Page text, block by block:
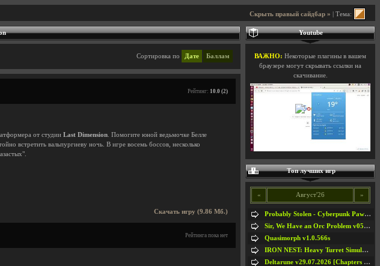
Скрыть правый сайдбар » | Тема:
Сортировка по Дате Баллам
Рейтинг: 10.0 (2)
от студии Last Dimension . Помогите юной ведьмочке Белле
встретить вальпургиеву ночь. В игре восемь боссов, несколько
Скачать игру (9.86 Мб.)
Рейтинга пока нет
Youtube
ВАЖНО: Некоторые плагины в вашем
браузере могут скрывать ссылки на
скачивание.
Топ лучших игр
« Август'26 »
Probably Stolen - Cyberpunk Pawnshop Simulator v048c [Playtest]
Sir, We Have an Orc Problem v05.08.2026
Quasimorph v1.0.566s
IRON NEST: Heavy Turret Simulator v1.0a
Deltarune v29.07.2026 [Chapters 1-5] / + RUS [Chapters 1-5]